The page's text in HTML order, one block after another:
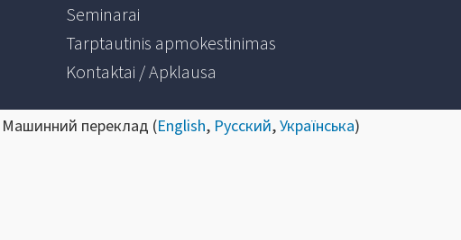
Seminarai
Tarptautinis apmokestinimas
Kontaktai / Apklausa
переклад (English, Русский,Українська)